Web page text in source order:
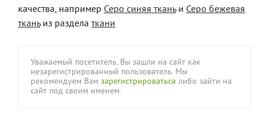
качества, например Серо синяя тканьи Серо бежевая
тканьиз раздела ткани
Уважаемый посетитель, Вы зашли на сайт как
незарегистрированный пользователь. Мы
рекомендуем Вам зарегистрироваться либо зайти на
сайт под своим именем.